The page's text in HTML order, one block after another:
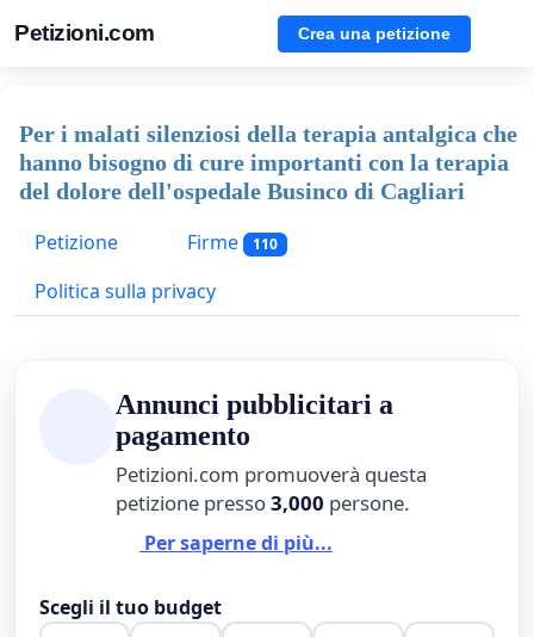
Petizioni.com Crea una petizione
Per i malati silenziosi della terapia antalgica che
hanno bisogno di cure importanti con la terapia
del dolore dell'ospedale Businco di Cagliari
Petizione
Firme 110
Politica sulla privacy
Annunci pubblicitari a
pagamento
Petizioni.com promuoverà questa
petizione presso3,000 persone.
Per saperne di più...
Scegli il tuo budget